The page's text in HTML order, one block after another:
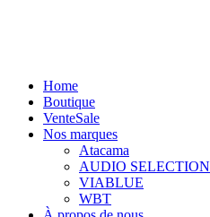
Home
Boutique
VenteSale
Nos marques
Atacama
AUDIO SELECTION
VIABLUE
WBT